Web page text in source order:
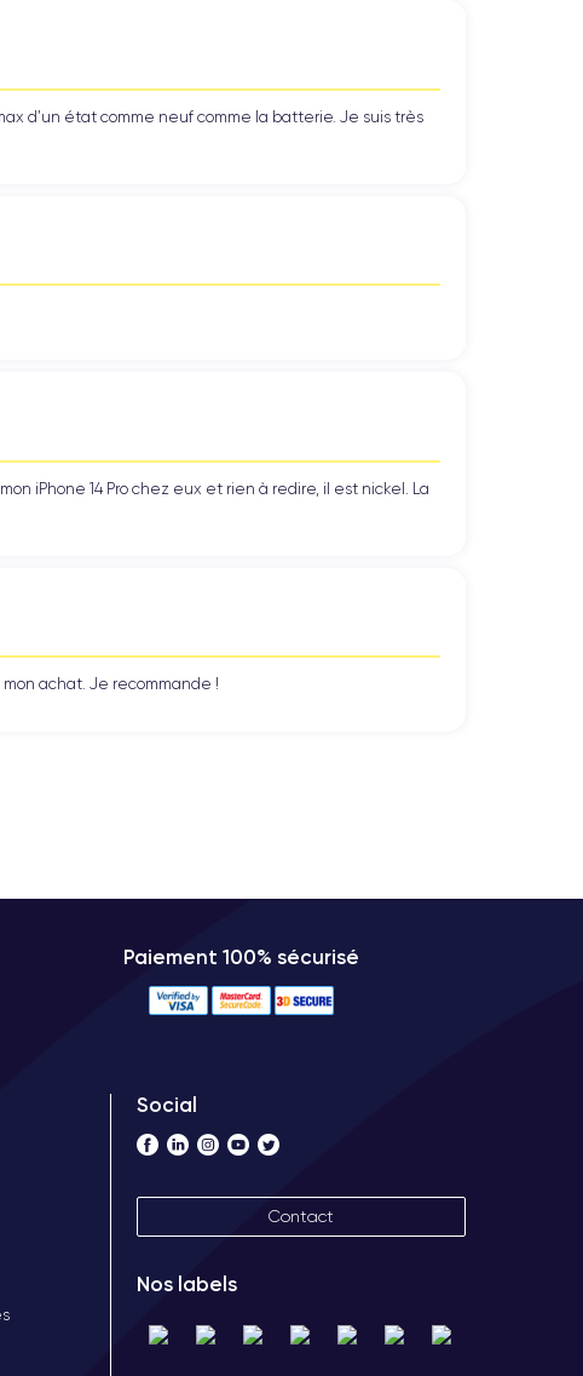
d’un état comme neuf comme la batterie. Je suis très
iPhone 14 Pro chez eux et rien à redire, il est nickel. La
achat. Je recommande !
Paiement 100% sécurisé
Social
Contact
Nos labels